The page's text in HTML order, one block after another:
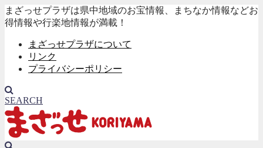
まざっせプラザは県中地域のお宝情報、まちなか情報などお
得情報や行楽地情報が満載！
まざっせプラザについて
リンク
プライバシーポリシー
SEARCH